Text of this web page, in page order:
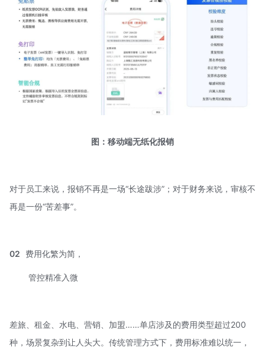
图：移动端无纸化报销
对于员工来说，报销不再是一场“长途跋涉”；对于财务来说，审核不
再是一份“苦差事”。
02 费用化繁为简，
管控精准入微
差旅、租金、水电、营销、加盟……单店涉及的费用类型超过200
种，场景复杂到让人头大。传统管理方式下，费用标准难以统一，